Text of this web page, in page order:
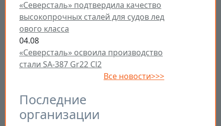
«Северсталь» подтвердила качество
высокопрочных сталей для судов лед
ового класса
04.08
«Северсталь» освоила производство
стали SA-387 Gr22 Cl2
Все новости>>>
Последние
организации